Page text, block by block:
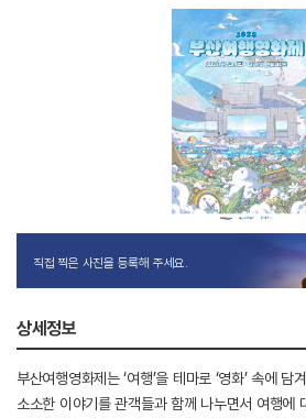
직접 찍은 사진을 등록해 주세요.
상세정보
부산여행영화제는 ‘여행’을 테마로 ‘영화’ 속에
소소한 이야기를 관객들과 함께 나누면서 여행에